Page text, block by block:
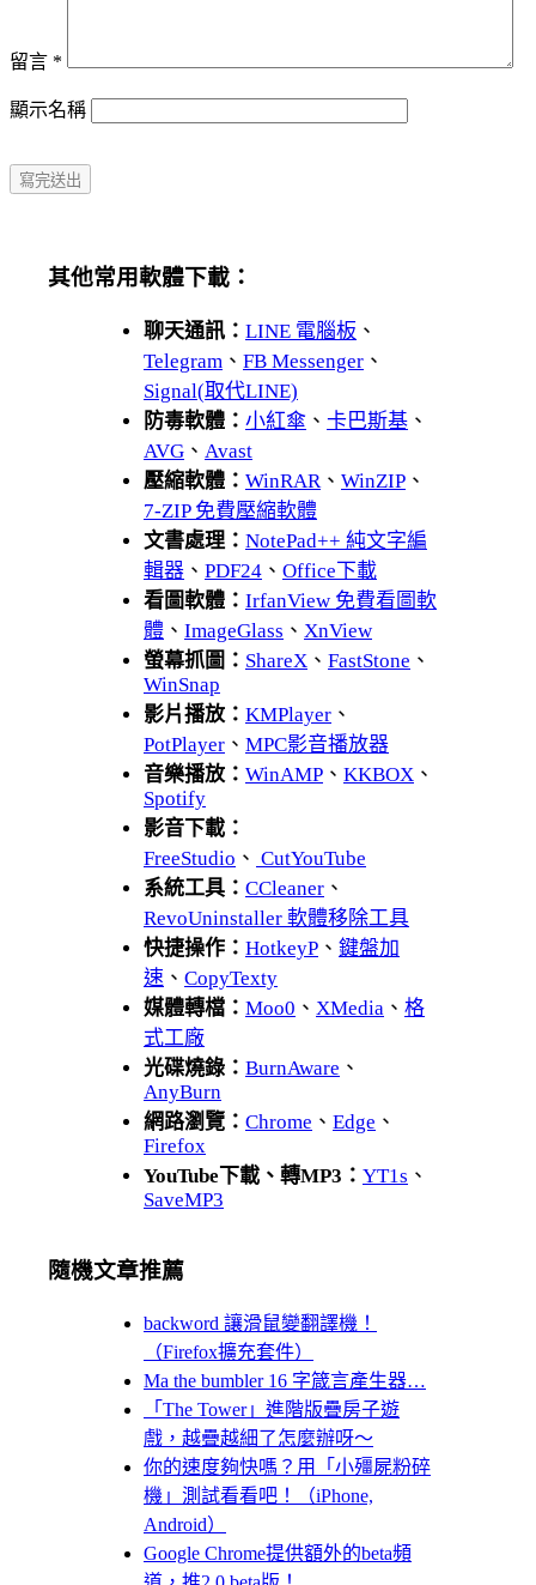
留言 *
顯示名稱
其他常用軟體下載：
聊天通訊： LINE 電腦板 、
Telegram 、 FB Messenger 、
Signal(取代LINE)
防毒軟體： 小紅傘 、 卡巴斯基 、
AVG 、 Avast
壓縮軟體： WinRAR 、 WinZIP 、
7-ZIP 免費壓縮軟體
文書處理： NotePad++ 純文字編
輯器 、 PDF24 、 Office下載
看圖軟體： IrfanView 免費看圖軟
體 、 ImageGlass 、 XnView
螢幕抓圖： ShareX 、 FastStone 、
WinSnap
影片播放： KMPlayer 、
PotPlayer 、 MPC影音播放器
音樂播放： WinAMP 、 KKBOX 、
Spotify
影音下載：
FreeStudio 、 CutYouTube
系統工具： CCleaner 、
RevoUninstaller 軟體移除工具
快捷操作： HotkeyP 、 鍵盤加
速 、 CopyTexty
媒體轉檔： Moo0 、 XMedia 、 格
式工廠
光碟燒錄： BurnAware 、
AnyBurn
網路瀏覽： Chrome 、 Edge 、
Firefox
YouTube下載、轉MP3： YT1s 、
SaveMP3
隨機文章推薦
backword 讓滑鼠變翻譯機！
（Firefox擴充套件）
Ma the bumbler 16 字箴言產生器…
「The Tower」進階版疊房子遊
戲，越疊越細了怎麼辦呀～
你的速度夠快嗎？用「小殭屍粉碎
機」測試看看吧！（iPhone,
Android）
Google Chrome提供額外的beta頻